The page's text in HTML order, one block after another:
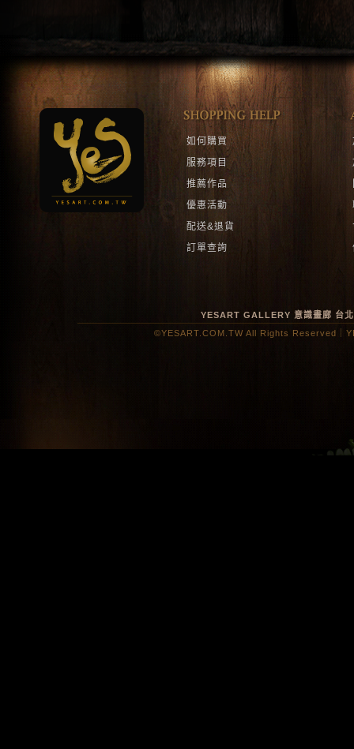
如何購買
服務項目
推薦作品
優惠活動
配送&退貨
訂單查詢
YESART GALLERY 意識畫廊 台
©YESART.COM.TW All Rights Reserved｜